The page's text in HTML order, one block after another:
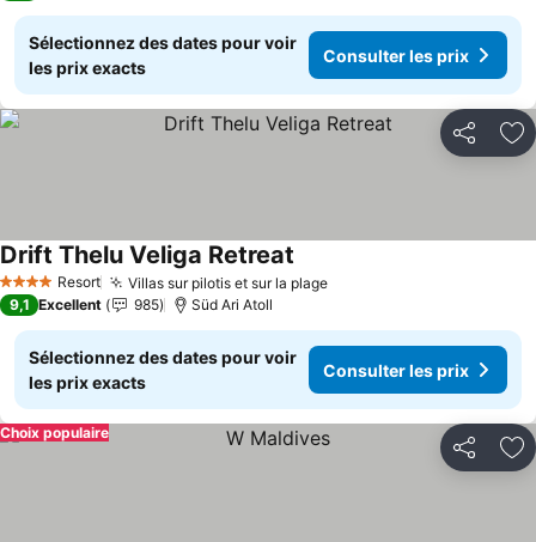
Sélectionnez des dates pour voir
les prix exacts
Consulter les prix
Partager
4 Étoiles Resort Villas sur pilotis et sur la plage
Drift Thelu Veliga Retreat
9,1 Excellent 985 Süd Ari Atoll
Sélectionnez des dates pour voir
les prix exacts
Consulter les prix
Partager
Choix populaire